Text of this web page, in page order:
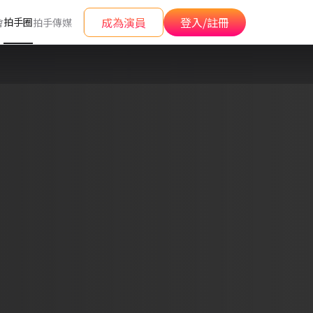
拍手圈拍手傳媒 成為演員 登入/註冊